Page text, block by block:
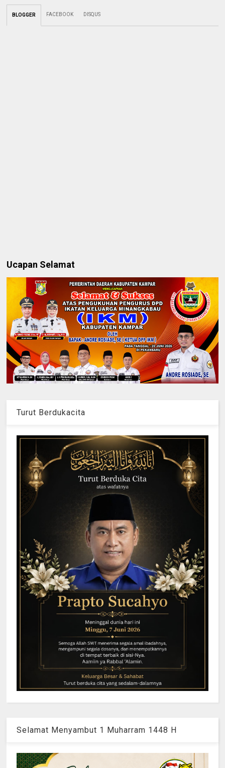
BLOGGER FACEBOOK DISQUS
Ucapan Selamat
Turut Berdukacita
Selamat Menyambut 1 Muharram 1448 H